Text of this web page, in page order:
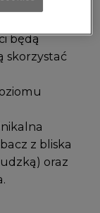
będą
skorzystać
z bliska
oraz